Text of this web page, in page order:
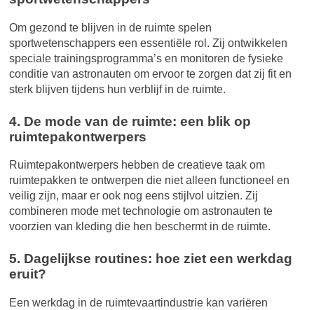
Om gezond te blijven in de ruimte spelen
sportwetenschappers een essentiële rol. Zij ontwikkelen
speciale trainingsprogramma’s en monitoren de fysieke
conditie van astronauten om ervoor te zorgen dat zij fit en
sterk blijven tijdens hun verblijf in de ruimte.
4. De mode van de ruimte: een blik op
ruimtepakontwerpers
Ruimtepakontwerpers hebben de creatieve taak om
ruimtepakken te ontwerpen die niet alleen functioneel en
veilig zijn, maar er ook nog eens stijlvol uitzien. Zij
combineren mode met technologie om astronauten te
voorzien van kleding die hen beschermt in de ruimte.
5. Dagelijkse routines: hoe ziet een werkdag
eruit?
Een werkdag in de ruimtevaartindustrie kan variëren